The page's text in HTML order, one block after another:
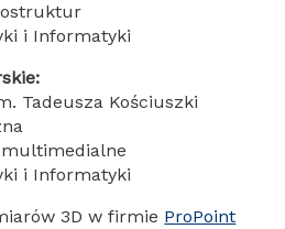
i Informatyki
Tadeusza Kościuszki
multimedialne
i Informatyki
3D w firmie ProPoint